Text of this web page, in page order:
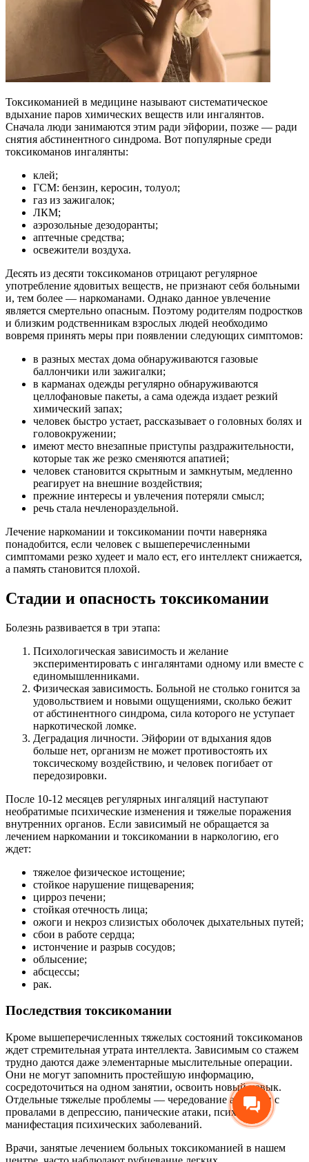
Токсикоманией в медицине называют систематическое
вдыхание паров химических веществ или ингалянтов.
Сначала люди занимаются этим ради эйфории, позже — ради
снятия абстинентного синдрома. Вот популярные среди
токсикоманов ингалянты:
клей;
ГСМ: бензин, керосин, толуол;
газ из зажигалок;
ЛКМ;
аэрозольные дезодоранты;
аптечные средства;
освежители воздуха.
Десять из десяти токсикоманов отрицают регулярное
употребление ядовитых веществ, не признают себя больными
и, тем более — наркоманами. Однако данное увлечение
является смертельно опасным. Поэтому родителям подростков
и близким родственникам взрослых людей необходимо
вовремя принять меры при появлении следующих симптомов:
в разных местах дома обнаруживаются газовые
баллончики или зажигалки;
в карманах одежды регулярно обнаруживаются
целлофановые пакеты, а сама одежда издает резкий
химический запах;
человек быстро устает, рассказывает о головных болях и
головокружении;
имеют место внезапные приступы раздражительности,
которые так же резко сменяются апатией;
человек становится скрытным и замкнутым, медленно
реагирует на внешние воздействия;
прежние интересы и увлечения потеряли смысл;
речь стала нечленораздельной.
Лечение наркомании и токсикомании почти наверняка
понадобится, если человек с вышеперечисленными
симптомами резко худеет и мало ест, его интеллект снижается,
а память становится плохой.
Стадии и опасность токсикомании
Болезнь развивается в три этапа:
Психологическая зависимость и желание
экспериментировать с ингалянтами одному или вместе с
единомышленниками.
Физическая зависимость. Больной не столько гонится за
удовольствием и новыми ощущениями, сколько бежит
от абстинентного синдрома, сила которого не уступает
наркотической ломке.
Деградация личности. Эйфории от вдыхания ядов
больше нет, организм не может противостоять их
токсическому воздействию, и человек погибает от
передозировки.
После 10-12 месяцев регулярных ингаляций наступают
необратимые психические изменения и тяжелые поражения
внутренних органов. Если зависимый не обращается за
лечением наркомании и токсикомании в наркологию, его
ждет:
тяжелое физическое истощение;
стойкое нарушение пищеварения;
цирроз печени;
стойкая отечность лица;
ожоги и некроз слизистых оболочек дыхательных путей;
сбои в работе сердца;
истончение и разрыв сосудов;
облысение;
абсцессы;
рак.
Последствия токсикомании
Кроме вышеперечисленных тяжелых состояний токсикоманов
ждет стремительная утрата интеллекта. Зависимым со стажем
трудно даются даже элементарные мыслительные операции.
Они не могут запомнить простейшую информацию,
сосредоточиться на одном занятии, освоить новый навык.
Отдельные тяжелые проблемы — чередование агрессии с
провалами в депрессию, панические атаки, психозы,
манифестация психических заболеваний.
Врачи, занятые лечением больных токсикоманией в нашем